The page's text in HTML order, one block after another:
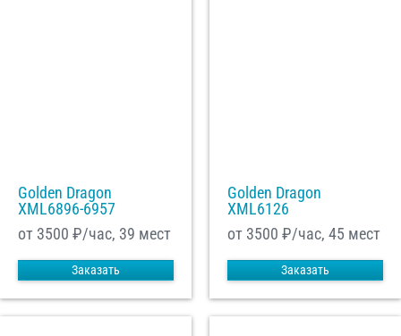
Golden Dragon
XML6896-6957
от 3500 ₽/час, 39 мест
Заказать
Golden Dragon
XML6126
от 3500 ₽/час, 45 мест
Заказать